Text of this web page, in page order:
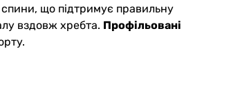
що підтримує правильну
вздовж хребта. Профільовані